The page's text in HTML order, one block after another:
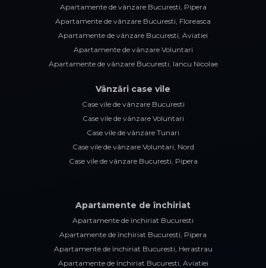
Apartamente de vânzare Bucuresti, Pipera
Apartamente de vânzare Bucuresti, Floreasca
Apartamente de vânzare Bucuresti, Aviatiei
Apartamente de vânzare Voluntari
Apartamente de vânzare Bucuresti, Iancu Nicolae
Vânzări case vile
Case vile de vânzare Bucuresti
Case vile de vânzare Voluntari
Case vile de vânzare Tunari
Case vile de vânzare Voluntari, Nord
Case vile de vânzare Bucuresti, Pipera
Apartamente de închiriat
Apartamente de închiriat Bucuresti
Apartamente de închiriat Bucuresti, Pipera
Apartamente de închiriat Bucuresti, Herastrau
Apartamente de închiriat Bucuresti, Aviatiei